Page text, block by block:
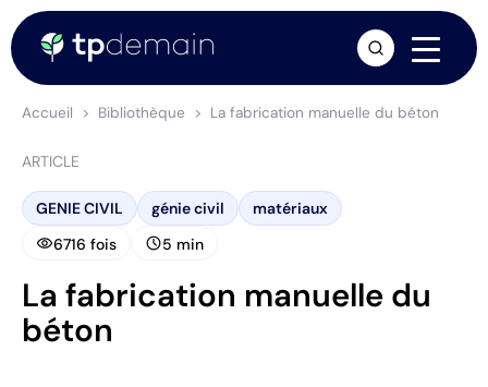
Accueil Bibliothèque La fabrication manuelle du béton
ARTICLE
GENIE CIVIL génie civil matériaux
visibility6716 fois schedule5 min
La fabrication manuelle du
béton
arrow_forward